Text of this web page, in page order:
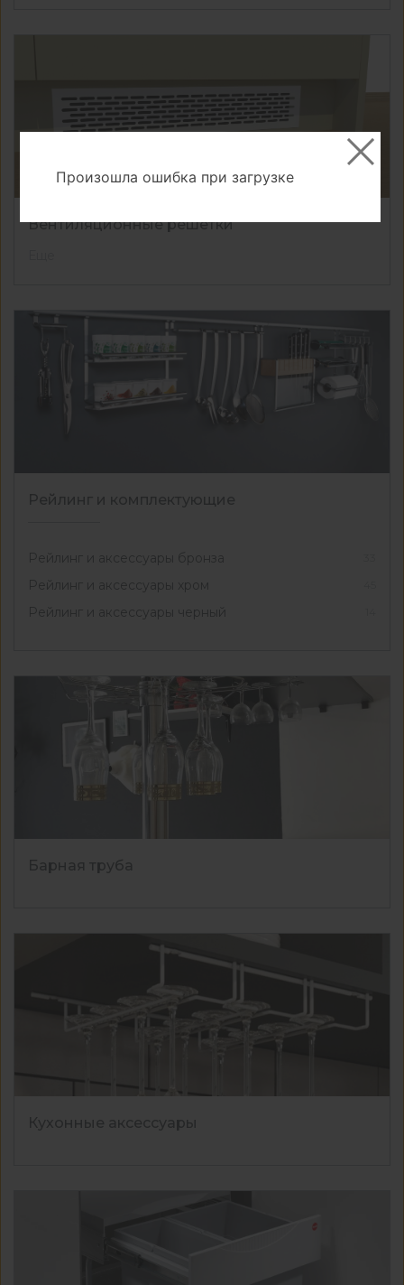
Вентиляционные решетки
Рейлинг и комплектующие
Рейлинг и аксессуары бронза
Рейлинг и аксессуары хром
Рейлинг и аксессуары черный
Барная труба
Кухонные аксессуары
Произошла ошибка при загрузке